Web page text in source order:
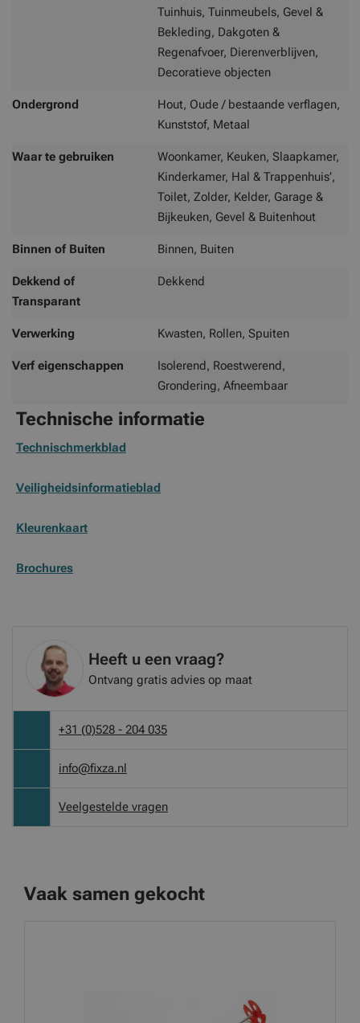
Tuinhuis, Tuinmeubels, Gevel &
Bekleding, Dakgoten &
Regenafvoer, Dierenverblijven,
Decoratieve objecten
Ondergrond
Hout, Oude / bestaande verflagen,
Kunststof, Metaal
Waar te gebruiken
Woonkamer, Keuken, Slaapkamer,
Kinderkamer, Hal & Trappenhuis’,
Toilet, Zolder, Kelder, Garage &
Bijkeuken, Gevel & Buitenhout
Binnen of Buiten Binnen, Buiten
Dekkend of
Transparant
Dekkend
Verwerking Kwasten, Rollen, Spuiten
Verf eigenschappen
Isolerend, Roestwerend,
Grondering, Afneembaar
Technische informatie
Technischmerkblad
Veiligheidsinformatieblad
Kleurenkaart
Brochures
Heeft u een vraag?
Ontvang gratis advies op maat
+31 (0)528 - 204 035
info@fixza.nl
Veelgestelde vragen
Vaak samen gekocht